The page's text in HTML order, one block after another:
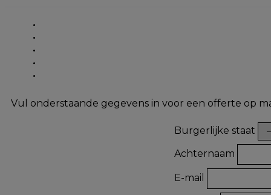
Vul onderstaande gegevens in voor een offerte op
Burgerlijke staat
Achternaam
E-mail